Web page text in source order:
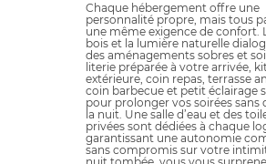
Chaque hébergement offre une
personnalité propre, mais tous
une même exigence de confort.
bois et la lumière naturelle
des aménagements sobres et
literie préparée à votre arrivée,
extérieure, coin repas, terrasse
coin barbecue et petit éclairage
pour prolonger vos soirées sans
la nuit. Une salle d’eau et des
privées sont dédiées à chaque
garantissant une autonomie
sans compromis sur votre